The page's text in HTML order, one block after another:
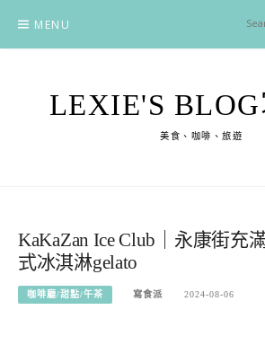
content
MENU
LEXIE'S
美食、咖啡、旅遊
KaKaZan Ice Club｜永康街充
式冰淇淋gelato
咖啡廳/甜點/午茶 寫食派 2024-08-06